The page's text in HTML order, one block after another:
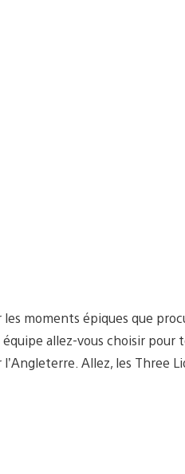
moments épiques que
équipe allez-vous choisir pour
Allez, les Three